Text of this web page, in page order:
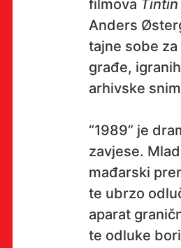
PRETPLATI SE
PROSTOR
Multimedijalni institut
(net.kulturni klub MaMa)
10000 Zagreb
filmova
Anders
tajne sobe za
građe,
arhivske
“1989” je
zavjese.
mađarski
te ubrzo
aparat
te odluke